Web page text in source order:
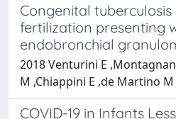
Congenital
fertilization presenting
endobronchial
2018 Venturini E
M ,Chiappini E ,de Martino M
COVID-19 in Infants